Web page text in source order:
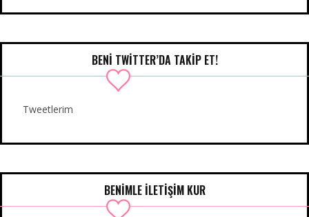
BENI TWITTER’DA TAKIP ET!
Tweetlerim
BENIMLE İLETIŞIM KUR